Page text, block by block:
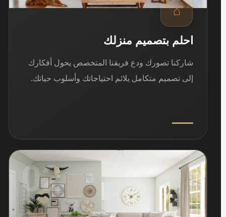
⌂
احلم بتصميم منزلك
شاركنا تصورك ودع فريقنا المتخصص يحول أفكارك
إلى تصميم متكامل يلائم احتياجاتك وأسلوب حياتك.
02